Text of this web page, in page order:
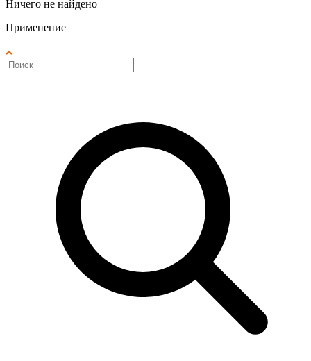
Ничего не найдено
Применение